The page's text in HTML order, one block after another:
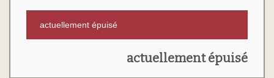
actuellement épuisé
actuellement épuisé